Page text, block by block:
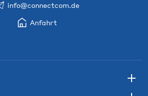
info@connectcom.de
Anfahrt